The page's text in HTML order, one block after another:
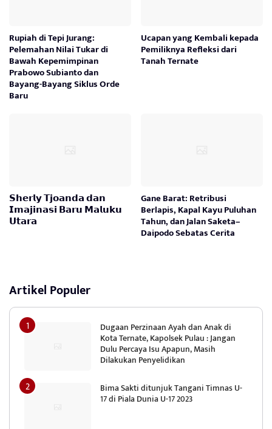
Rupiah di Tepi Jurang:
Pelemahan Nilai Tukar di
Bawah Kepemimpinan
Prabowo Subianto dan
Bayang-Bayang Siklus Orde
Baru
Ucapan yang Kembali kepada
Pemiliknya Refleksi dari
Tanah Ternate
𝗦𝗵𝗲𝗿𝗹𝘆 𝗧𝗷𝗼𝗮𝗻𝗱𝗮 𝗱𝗮𝗻
𝗜𝗺𝗮𝗷𝗶𝗻𝗮𝘀𝗶 𝗕𝗮𝗿𝘂 𝗠𝗮𝗹𝘂𝗸𝘂
𝗨𝘁𝗮𝗿𝗮
Gane Barat: Retribusi
Berlapis, Kapal Kayu Puluhan
Tahun, dan Jalan Saketa–
Daipodo Sebatas Cerita
Artikel Populer
Dugaan Perzinaan Ayah dan Anak di
Kota Ternate, Kapolsek Pulau : Jangan
Dulu Percaya Isu Apapun, Masih
Dilakukan Penyelidikan
Bima Sakti ditunjuk Tangani Timnas U-
17 di Piala Dunia U-17 2023